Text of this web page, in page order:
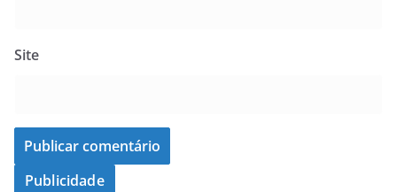
Site
Publicidade